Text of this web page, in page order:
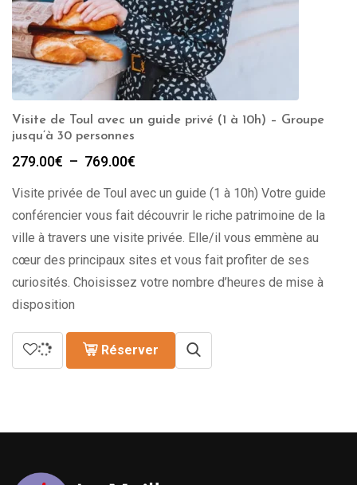
Visite de Toul avec un guide privé (1 à 10h) – Groupe
jusqu’à 30 personnes
279.00€ – 769.00€
prix :
279.00€
à
769.00€
Visite privée de Toul avec un guide (1 à 10h) Votre guide
conférencier vous fait découvrir le riche patrimoine de la
ville à travers une visite privée. Elle/il vous emmène au
cœur des principaux sites et vous fait profiter de ses
curiosités. Choisissez votre nombre d’heures de mise à
disposition
Réserver